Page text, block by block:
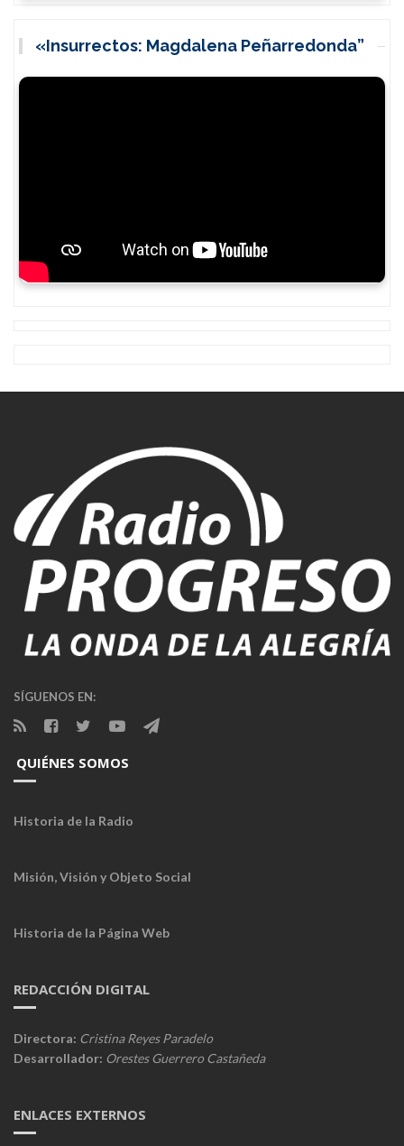
«Insurrectos: Magdalena Peñarredonda”
SÍGUENOS EN:
QUIÉNES SOMOS
Historia de la Radio
Misión, Visión y Objeto Social
Historia de la Página Web
REDACCIÓN DIGITAL
Directora: Cristina Reyes Paradelo
Desarrollador: Orestes Guerrero Castañeda
ENLACES EXTERNOS